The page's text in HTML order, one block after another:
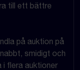
till ett bättre
på auktion på
smidigt och
i flera auktioner